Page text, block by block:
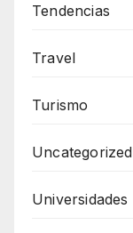
Tendencias
Travel
Turismo
Uncategorized
Universidades